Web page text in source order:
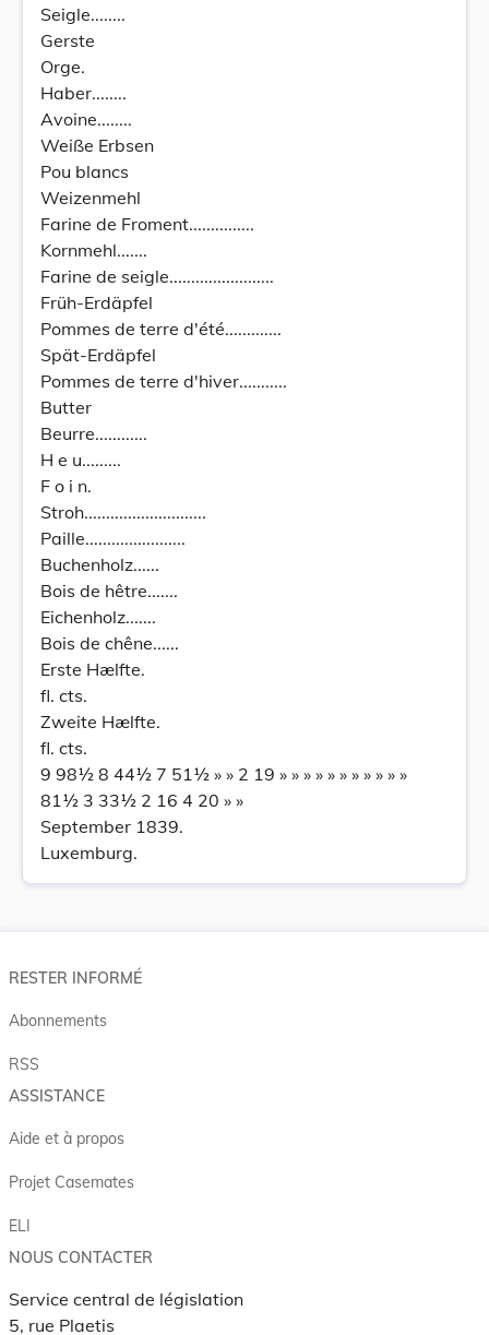
Seigle........
Gerste
Orge.
Haber........
Avoine........
Weiße Erbsen
Pou blancs
Weizenmehl
Farine de Froment...............
Kornmehl.......
Farine de seigle........................
Früh-Erdäpfel
Pommes de terre d'été.............
Spät-Erdäpfel
Pommes de terre d'hiver...........
Butter
Beurre............
H e u.........
F o i n.
Stroh............................
Paille.......................
Buchenholz......
Bois de hêtre.......
Eichenholz.......
Bois de chêne......
Erste Hælfte.
fl. cts.
Zweite Hælfte.
fl. cts.
9 98½ 8 44½ 7 51½ » » 2 19 » » » » » » » » » » »
81½ 3 33½ 2 16 4 20 » »
September 1839.
Luxemburg.
RESTER INFORMÉ
Abonnements
RSS
ASSISTANCE
Aide et à propos
Projet Casemates
ELI
NOUS CONTACTER
Service central de législation
5, rue Plaetis